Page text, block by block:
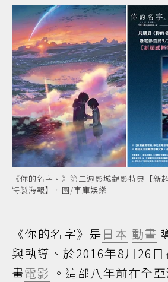
《你的名字。》第二週影城觀影特典【新
特製海報】。圖/車庫娛樂
《你的名字》是日本 動畫
與執導、於2016年8月26
畫電影 。這部八年前在全